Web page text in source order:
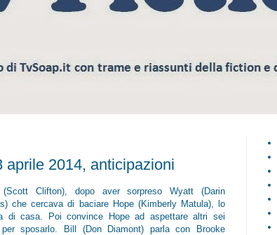
aprile 2014, anticipazioni
(Scott Clifton), dopo aver sorpreso Wyatt (Darin
che cercava di baciare Hope (Kimberly Matula), lo
di casa. Poi convince Hope ad aspettare altri sei
sposarlo. Bill (Don Diamont) parla con Brooke